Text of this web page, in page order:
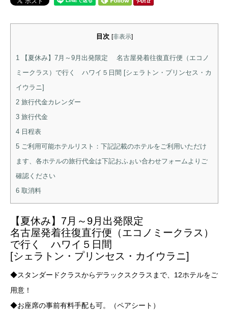
目次 [非表示]
1 【夏休み】7月～9月出発限定 名古屋発着往復直行便（エコノ
ミークラス）で行く ハワイ５日間 [シェラトン・プリンセス・カ
イウラニ]
2 旅行代金カレンダー
3 旅行代金
4 日程表
5 ご利用可能ホテルリスト：下記記載のホテルをご利用いただけ
ます、各ホテルの旅行代金は下記おふぉい合わせフォームよりご
確認ください
6 取消料
【夏休み】7月～9月出発限定
名古屋発着往復直行便（エコノミークラス）
で行く ハワイ５日間
[シェラトン・プリンセス・カイウラニ]
◆スタンダードクラスからデラックスクラスまで、 12ホテルをご
用意！
◆お座席の事前有料手配も可。（ペアシート）